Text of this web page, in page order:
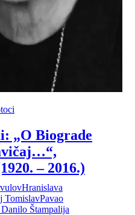
„O Biograde
– 2016.)
Hranislava
TomislavPavao
Štampalija